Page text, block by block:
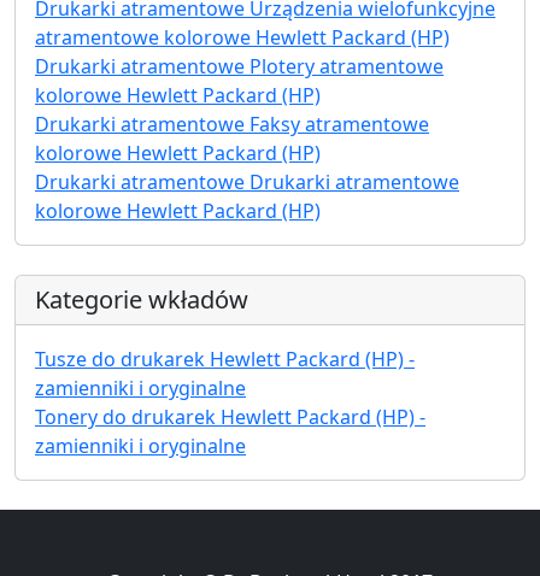
Drukarki atramentowe Urządzenia wielofunkcyjne
atramentowe kolorowe Hewlett Packard (HP)
Drukarki atramentowe Plotery atramentowe
kolorowe Hewlett Packard (HP)
Drukarki atramentowe Faksy atramentowe
kolorowe Hewlett Packard (HP)
Drukarki atramentowe Drukarki atramentowe
kolorowe Hewlett Packard (HP)
Kategorie wkładów
Tusze do drukarek Hewlett Packard (HP) -
zamienniki i oryginalne
Tonery do drukarek Hewlett Packard (HP) -
zamienniki i oryginalne